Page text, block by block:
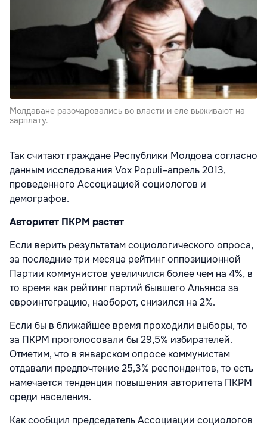
Молдаване разочаровались во власти и еле выживают на
зарплату.
Так считают граждане Республики Молдова согласно
данным исследования Vox Populi–апрель 2013,
проведенного Ассоциацией социологов и
демографов.
Авторитет ПКРМ растет
Если верить результатам социологического опроса,
за последние три месяца рейтинг оппозиционной
Партии коммунистов увеличился более чем на 4%, в
то время как рейтинг партий бывшего Альянса за
евроинтеграцию, наоборот, снизился на 2%.
Если бы в ближайшее время проходили выборы, то
за ПКРМ проголосовали бы 29,5% избирателей.
Отметим, что в январском опросе коммунистам
отдавали предпочтение 25,3% респондентов, то есть
намечается тенденция повышения авторитета ПКРМ
среди населения.
Как сообщил председатель Ассоциации социологов